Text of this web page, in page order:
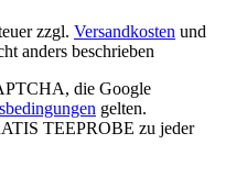
zzgl. Versandkosten und
anders beschrieben
die Google
gelten.
TEEPROBE zu jeder